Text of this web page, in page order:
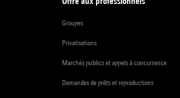
Groupes
Privatisations
Marchés publics et appels à concurrence
Demandes de prêts et reproductions